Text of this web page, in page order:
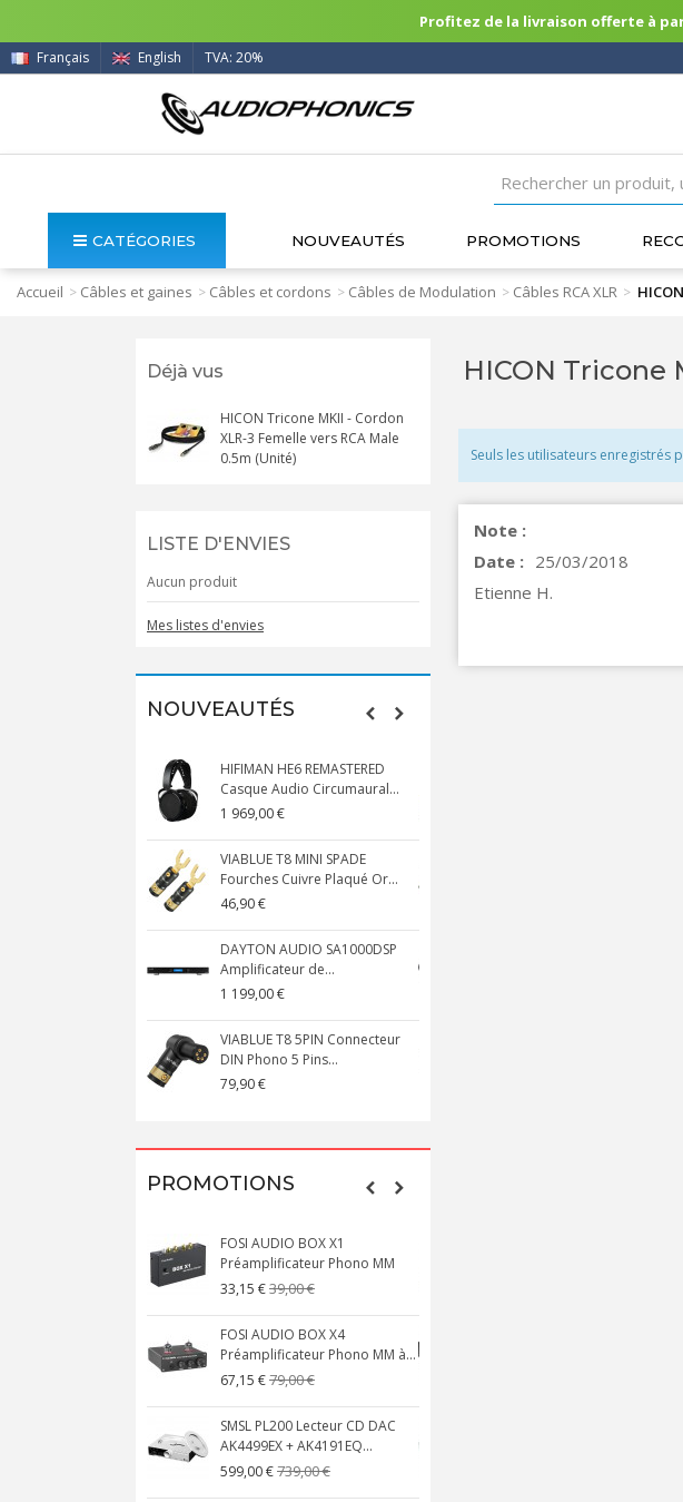
Profitez de la livraison offerte à
Français English TVA: 20%
CATÉGORIES NOUVEAUTÉS PROMOTIONS
Accueil > Câbles et gaines > Câbles et cordons > Câbles de Modulation > Câbles RCA XLR >
Déjà vus
HICON Tricone MKII - Cordon
XLR-3 Femelle vers RCA Male
0.5m (Unité)
LISTE D'ENVIES
Aucun produit
Mes listes d'envies
NOUVEAUTÉS
HIFIMAN HE6 REMASTERED
Casque Audio Circumaural...
1 969,00 €
VIABLUE T8 MINI SPADE
Fourches Cuivre Plaqué Or...
46,90 €
DAYTON AUDIO SA1000DSP
Amplificateur de...
1 199,00 €
VIABLUE T8 5PIN Connecteur
DIN Phono 5 Pins...
79,90 €
PROMOTIONS
FOSI AUDIO BOX X1
Préamplificateur Phono MM
33,15 €39,00 €
FOSI AUDIO BOX X4
Préamplificateur Phono MM à...
67,15 €79,00 €
SMSL PL200 Lecteur CD DAC
AK4499EX + AK4191EQ...
599,00 €739,00 €
HICON Tricone
Seuls les utilisateurs enregistrés
Note :
Date : 25/03/2018
Etienne H.